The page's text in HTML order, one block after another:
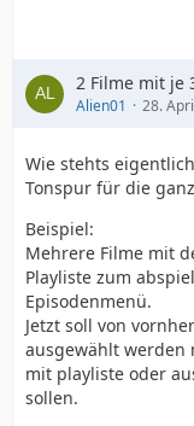
2 Filme mit je
Alien01 28.
Wie stehts
Tonspur für die
Beispiel:
Mehrere Filme mit
Playliste zum
Episodenmenü.
Jetzt soll von
ausgewählt werden
mit playliste oder
sollen.